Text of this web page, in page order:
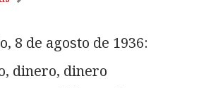
8 de agosto de 1936:
dinero, dinero